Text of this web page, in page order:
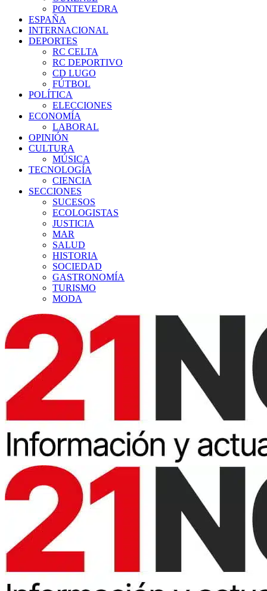
PONTEVEDRA
ESPAÑA
INTERNACIONAL
DEPORTES
RC CELTA
RC DEPORTIVO
CD LUGO
FÚTBOL
POLÍTICA
ELECCIONES
ECONOMÍA
LABORAL
OPINIÓN
CULTURA
MÚSICA
TECNOLOGÍA
CIENCIA
SECCIONES
SUCESOS
ECOLOGISTAS
JUSTICIA
MAR
SALUD
HISTORIA
SOCIEDAD
GASTRONOMÍA
TURISMO
MODA